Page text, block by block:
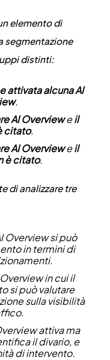
elemento di
segmentazione
distinti:
attivata alcuna AI
.
AI Overvieweil
citato.
AI Overvieweil
è citato.
di analizzare tre
Overview si può
in termini di
in cui il
si può valutare
sulla visibilità
attiva ma
il divario, e
di intervento.